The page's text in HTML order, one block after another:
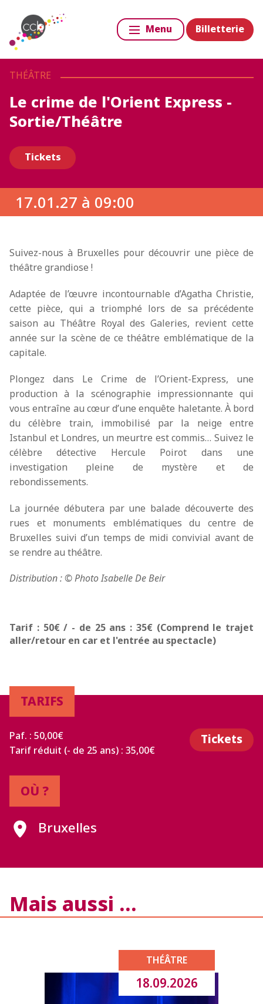
Billetterie
Menu
THÉÂTRE
Le crime de l'Orient Express -
Sortie/Théâtre
Tickets
17.01.27 à 09:00
Suivez-nous à Bruxelles pour découvrir une pièce de
théâtre grandiose !
Adaptée de l’œuvre incontournable d’Agatha Christie,
cette pièce, qui a triomphé lors de sa précédente
saison au Théâtre Royal des Galeries, revient cette
année sur la scène de ce théâtre emblématique de la
capitale.
Plongez dans Le Crime de l’Orient-Express, une
production à la scénographie impressionnante qui
vous entraîne au cœur d’une enquête haletante. À bord
du célèbre train, immobilisé par la neige entre
Istanbul et Londres, un meurtre est commis… Suivez le
célèbre détective Hercule Poirot dans une
investigation pleine de mystère et de
rebondissements.
La journée débutera par une balade découverte des
rues et monuments emblématiques du centre de
Bruxelles suivi d’un temps de midi convivial avant de
se rendre au théâtre.
Distribution : © Photo Isabelle De Beir
Tarif : 50€ / - de 25 ans : 35€ (Comprend le trajet
aller/retour en car et l'entrée au spectacle)
TARIFS
Paf. : 50,00€
Tarif réduit (- de 25 ans) : 35,00€
Tickets
OÙ ?
Bruxelles
Mais aussi …
THÉÂTRE
18.09.2026